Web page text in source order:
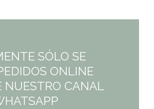
SÓLO SE
ONLINE
NUESTRO CANAL